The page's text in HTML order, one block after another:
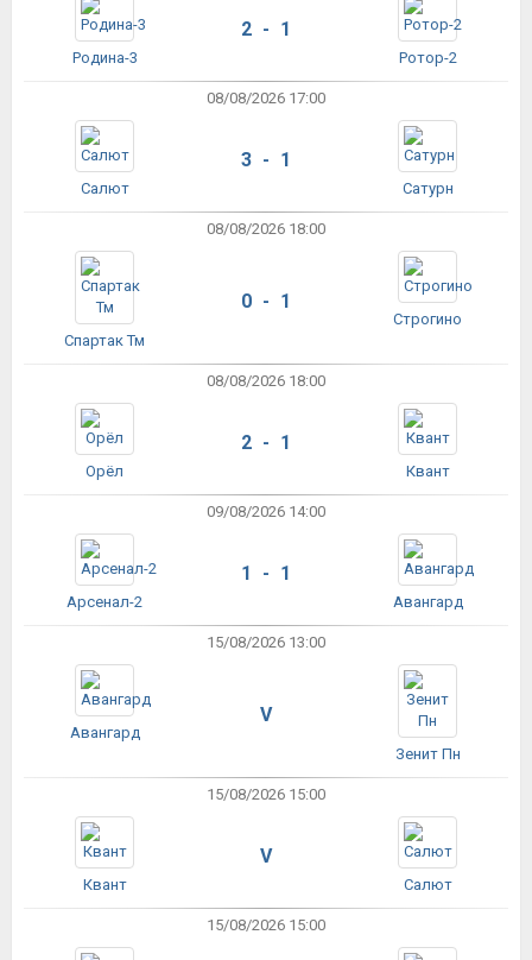
Родина-3
2 - 1
Ротор-2
08/08/2026 17:00
Салют
3 - 1
Сатурн
08/08/2026 18:00
Спартак Тм
0 - 1
Строгино
08/08/2026 18:00
Орёл
2 - 1
Квант
09/08/2026 14:00
Арсенал-2
1 - 1
Авангард
15/08/2026 13:00
Авангард
V
Зенит Пн
15/08/2026 15:00
Квант
V
Салют
15/08/2026 15:00